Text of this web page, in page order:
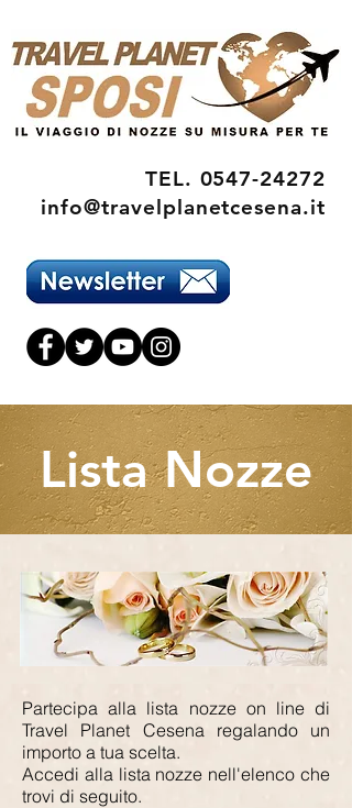
TEL. 0547-24272
info@travelplanetcesena.it
Lista Nozze
Partecipa alla lista nozze on line di
Travel Planet Cesena regalando un
importo a tua scelta.
Accedi alla lista nozze nell'elenco che
trovi di seguito.